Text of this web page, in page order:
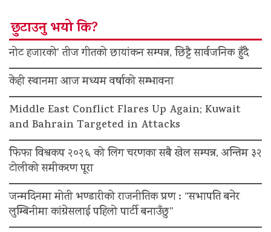
छुटाउनु भयो कि?
नोट हजारको’ तीज गीतको छायांकन सम्पन्न, छिट्टै सार्वजनिक हुँदै
केही स्थानमा आज मध्यम वर्षाको सम्भावना
Middle East Conflict Flares Up Again; Kuwait
and Bahrain Targeted in Attacks
फिफा विश्वकप २०२६ को लिग चरणका सबै खेल सम्पन्न, अन्तिम ३२
टोलीको समीकरण पूरा
जन्मदिनमा मोती भण्डारीको राजनीतिक प्रण : “सभापति बनेर
लुम्बिनीमा कांग्रेसलाई पहिलो पार्टी बनाउँछु”